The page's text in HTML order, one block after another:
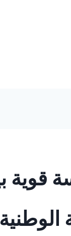
الوطنية